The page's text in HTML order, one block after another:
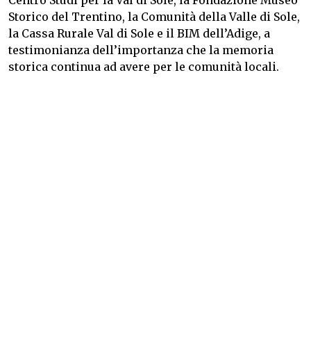
Storico del Trentino, la Comunità della Valle di Sole,
la Cassa Rurale Val di Sole e il BIM dell’Adige, a
testimonianza dell’importanza che la memoria
storica continua ad avere per le comunità locali.